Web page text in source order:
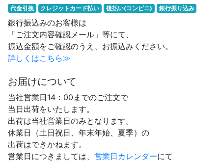
代金引換 クレジットカード払い 後払い(コンビニ) 銀行振り込み
銀行振込みのお客様は
「ご注文内容確認メール」等にて、
振込金額をご確認のうえ、お振込みください。
詳しくはこちら≫
お届けについて
当社営業日14：00までのご注文で
当日出荷をいたします。
出荷は当社営業日のみとなります。
休業日（土日祝日、年末年始、夏季）の
出荷はできかねます。
営業日につきましては、 営業日カレンダーにて